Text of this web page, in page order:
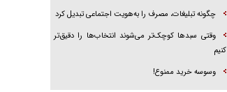
چگونه تبلیغات، مصرف را به‌هویت اجتماعی تبدیل کرد
وقتی سبد‌ها کوچک‌تر می‌شوند انتخاب‌ها را دقیق‌تر
کنیم
وسوسه خرید ممنوع!